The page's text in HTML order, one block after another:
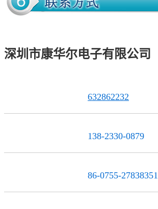
深圳市康华尔电子有限公司
632862232
138-2330-0879
86-0755-27838351